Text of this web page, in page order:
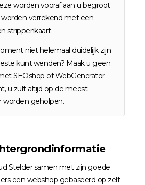
worden vooraf aan u begroot
verrekend met een
strippenkaart.
niet helemaal duidelijk zijn
kunt wenden? Maak u geen
SEOshop of WebGenerator
u zult altijd op de meest
worden geholpen.
Stelder samen met zijn goede
een webshop gebaseerd op zelf